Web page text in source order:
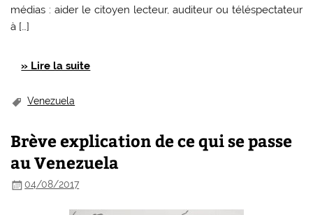
médias : aider le citoyen lecteur, auditeur ou téléspectateur
à […]
» Lire la suite
Venezuela
Brève explication de ce qui se passe
au Venezuela
04/08/2017